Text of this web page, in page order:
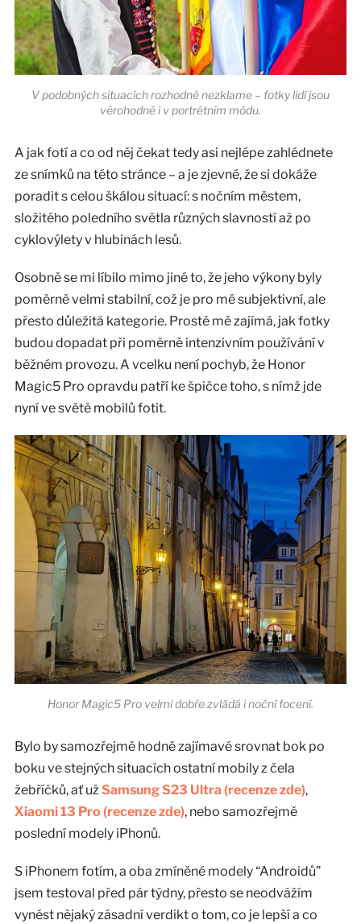
V podobných situacích rozhodně nezklame – fotky lidí jsou
věrohodné i v portrétním módu.
A jak fotí a co od něj čekat tedy asi nejlépe zahlédnete
ze snímků na této stránce – a je zjevné, že si dokáže
poradit s celou škálou situací: s nočním městem,
složitého poledního světla různých slavností až po
cyklovýlety v hlubinách lesů.
Osobně se mi líbilo mimo jiné to, že jeho výkony byly
poměrně velmi stabilní, což je pro mě subjektivní, ale
přesto důležitá kategorie. Prostě mě zajímá, jak fotky
budou dopadat při poměrně intenzivním používání v
běžném provozu. A vcelku není pochyb, že Honor
Magic5 Pro opravdu patří ke špičce toho, s nímž jde
nyní ve světě mobilů fotit.
Honor Magic5 Pro velmi dobře zvládá i noční focení.
Bylo by samozřejmě hodně zajímavé srovnat bok po
boku ve stejných situacích ostatní mobily z čela
žebříčků, ať užSamsung S23 Ultra (recenze zde),
Xiaomi 13 Pro (recenze zde), nebo samozřejmě
poslední modely iPhonů.
S iPhonem fotím, a oba zmíněné modely “Androidů”
jsem testoval před pár týdny, přesto se neodvážím
vynést nějaký zásadní verdikt o tom, co je lepší a co